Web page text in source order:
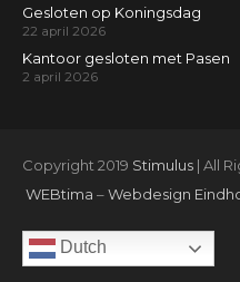
Gesloten op Koningsdag
22 april 2026
Kantoor gesloten met Pasen
2 april 2026
Copyright 2019 Stimulus| All
WEBtima –Webdesign
Dutch